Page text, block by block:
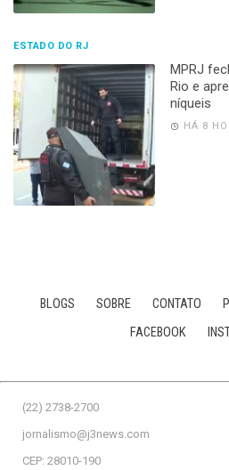
ESTADO DO RJ
MPRJ
Rio e
níqueis
HÁ 8
BLOGS SOBRE CONTATO
FACEBOOK
(22) 2738-2700
jornalismo@j3news.com
CEP: 28010-190